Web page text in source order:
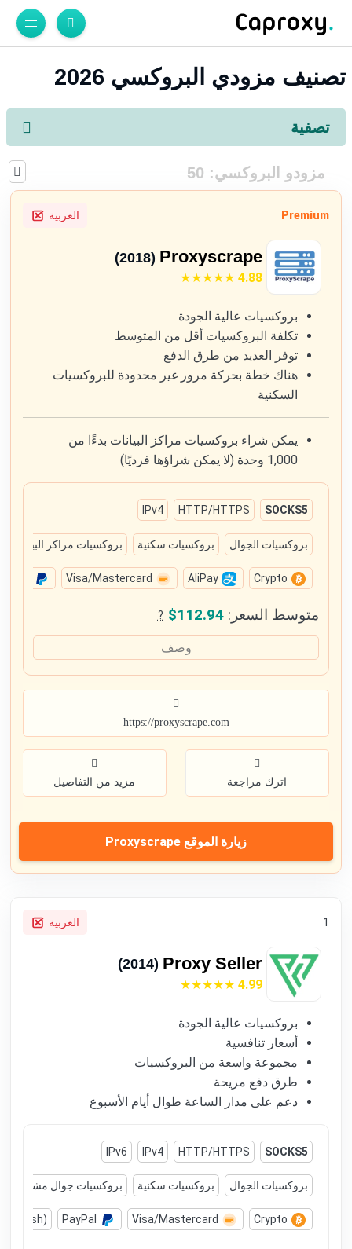
تصنيف مزودي البروكسي 2026
تصفية
مزودو البروكسي: 50
Premium العربية
Proxyscrape
(2018)
4.88
بروكسيات عالية الجودة
تكلفة البروكسيات أقل من المتوسط
توفر العديد من طرق الدفع
هناك خطة بحركة مرور غير محدودة للبروكسيات
السكنية
يمكن شراء بروكسيات مراكز البيانات بدءًا من
1,000 وحدة (لا يمكن شراؤها فرديًا)
SOCKS5
HTTP/HTTPS
IPv4
بروكسيات الجوال بروكسيات سكنية بروكسيات مراكز البيانات
Crypto
AliPay
Visa/Mastercard
متوسط السعر: $112.94
?
وصف
https://proxyscrape.com
اترك مراجعة مزيد من التفاصيل
زيارة الموقع Proxyscrape
1 العربية
Proxy Seller
(2014)
4.99
بروكسيات عالية الجودة
أسعار تنافسية
مجموعة واسعة من البروكسيات
طرق دفع مريحة
دعم على مدار الساعة طوال أيام الأسبوع
SOCKS5
HTTP/HTTPS
IPv4
IPv6
بروكسيات الجوال بروكسيات سكنية بروكسيات جوال مشتركة
Crypto
Visa/Mastercard
PayPal